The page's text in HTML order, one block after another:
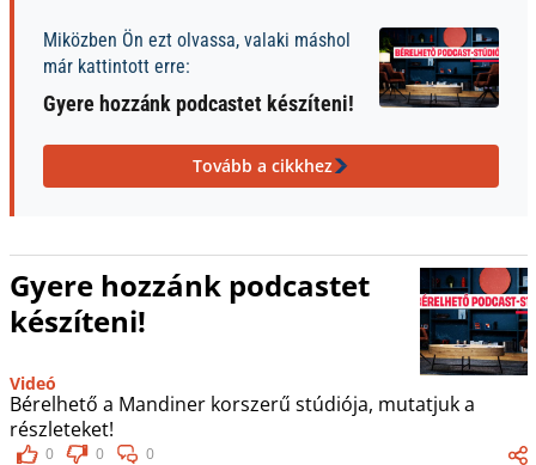
Miközben Ön ezt olvassa, valaki máshol
már kattintott erre:
Gyere hozzánk podcastet készíteni!
Tovább a cikkhez
Gyere hozzánk podcastet
készíteni!
Videó
Bérelhető a Mandiner korszerű stúdiója, mutatjuk a
részleteket!
0 0 0